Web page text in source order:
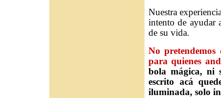
Nuestra
intento de ayudar
de su vida.
No
para quienes
bola mágica, ni
escrito acá
iluminada, solo